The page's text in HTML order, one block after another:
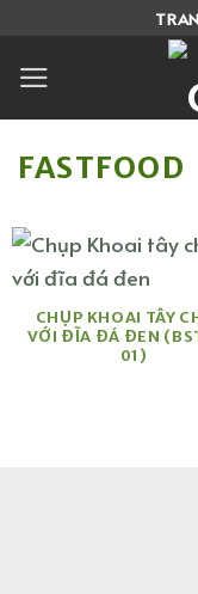
content
FASTFOOD
CHỤP KHOAI TÂY
VỚI ĐĨA ĐÁ ĐEN
01)